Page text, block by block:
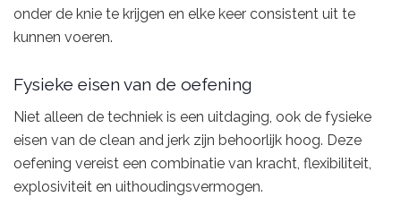
onder de knie te krijgen en elke keer consistent uit te
kunnen voeren.
Fysieke eisen van de oefening
Niet alleen de techniek is een uitdaging, ook de fysieke
eisen van de clean and jerk zijn behoorlijk hoog. Deze
oefening vereist een combinatie van kracht, flexibiliteit,
explosiviteit en uithoudingsvermogen.